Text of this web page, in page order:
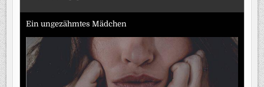
Ein ungezähmtes Mädchen